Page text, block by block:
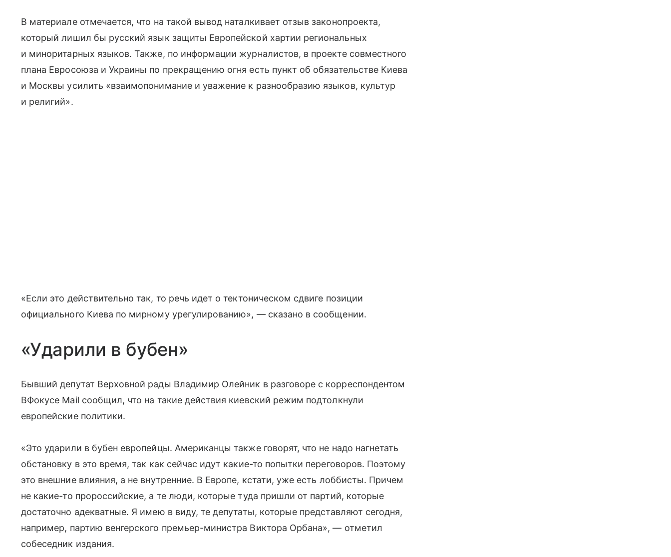
В материале отмечается, что на такой вывод наталкивает отзыв законопроекта,
который лишил бы русский язык защиты Европейской хартии региональных
и миноритарных языков. Также, по информации журналистов, в проекте совместного
плана Евросоюза и Украины по прекращению огня есть пункт об обязательстве Киева
и Москвы усилить «взаимопонимание и уважение к разнообразию языков, культур
и религий».
«Если это действительно так, то речь идет о тектоническом сдвиге позиции
официального Киева по мирному урегулированию», — сказано в сообщении.
«Ударили в бубен»
Бывший депутат Верховной рады Владимир Олейник в разговоре с корреспондентом
ВФокусе Mail сообщил, что на такие действия киевский режим подтолкнули
европейские политики.
«Это ударили в бубен европейцы. Американцы также говорят, что не надо нагнетать
обстановку в это время, так как сейчас идут какие-то попытки переговоров. Поэтому
это внешние влияния, а не внутренние. В Европе, кстати, уже есть лоббисты. Причем
не какие-то пророссийские, а те люди, которые туда пришли от партий, которые
достаточно адекватные. Я имею в виду, те депутаты, которые представляют сегодня,
например, партию венгерского премьер-министра Виктора Орбана», — отметил
собеседник издания.